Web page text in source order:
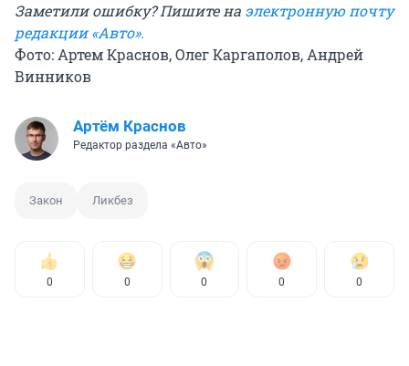
Заметили ошибку? Пишите на электронную почту
редакции «Авто».
Фото: Артем Краснов, Олег Каргаполов, Андрей
Винников
Артём Краснов
Редактор раздела «Авто»
Закон Ликбез
0 0 0 0 0